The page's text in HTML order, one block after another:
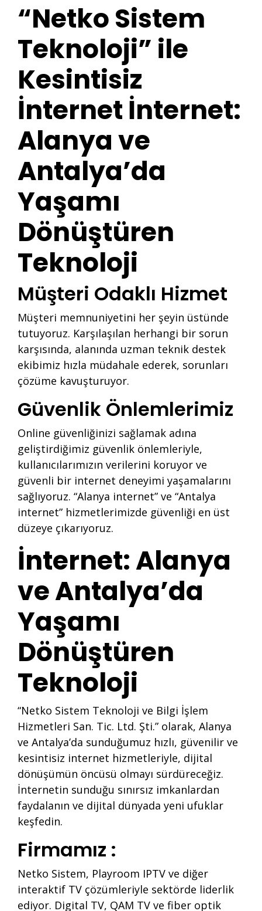
“Netko Sistem
Teknoloji” ile
Kesintisiz
İnternet İnternet:
Alanya ve
Antalya’da
Yaşamı
Dönüştüren
Teknoloji
Müşteri Odaklı Hizmet
Müşteri memnuniyetini her şeyin üstünde
tutuyoruz. Karşılaşılan herhangi bir sorun
karşısında, alanında uzman teknik destek
ekibimiz hızla müdahale ederek, sorunları
çözüme kavuşturuyor.
Güvenlik Önlemlerimiz
Online güvenliğinizi sağlamak adına
geliştirdiğimiz güvenlik önlemleriyle,
kullanıcılarımızın verilerini koruyor ve
güvenli bir internet deneyimi yaşamalarını
sağlıyoruz. “Alanya internet” ve “Antalya
internet” hizmetlerimizde güvenliği en üst
düzeye çıkarıyoruz.
İnternet: Alanya
ve Antalya’da
Yaşamı
Dönüştüren
Teknoloji
“Netko Sistem Teknoloji ve Bilgi İşlem
Hizmetleri San. Tic. Ltd. Şti.” olarak, Alanya
ve Antalya’da sunduğumuz hızlı, güvenilir ve
kesintisiz internet hizmetleriyle, dijital
dönüşümün öncüsü olmayı sürdüreceğiz.
İnternetin sunduğu sınırsız imkanlardan
faydalanın ve dijital dünyada yeni ufuklar
keşfedin.
Firmamız :
Netko Sistem, Playroom IPTV ve diğer
interaktif TV çözümleriyle sektörde liderlik
ediyor. Digital TV, QAM TV ve fiber optik